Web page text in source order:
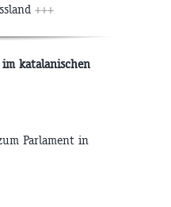
+++
katalanischen
Parlament in